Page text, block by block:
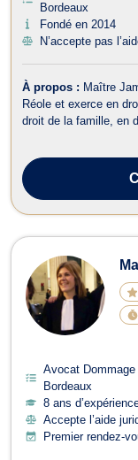
Bordeaux
Fondé en 2014
N’accepte pas
À propos : Maître
Réole et exerce en
droit de la famille, en
les victimes d’un acc...
Avocat
Bordeaux
8 ans
Accepte l’aide
Premier rendez-